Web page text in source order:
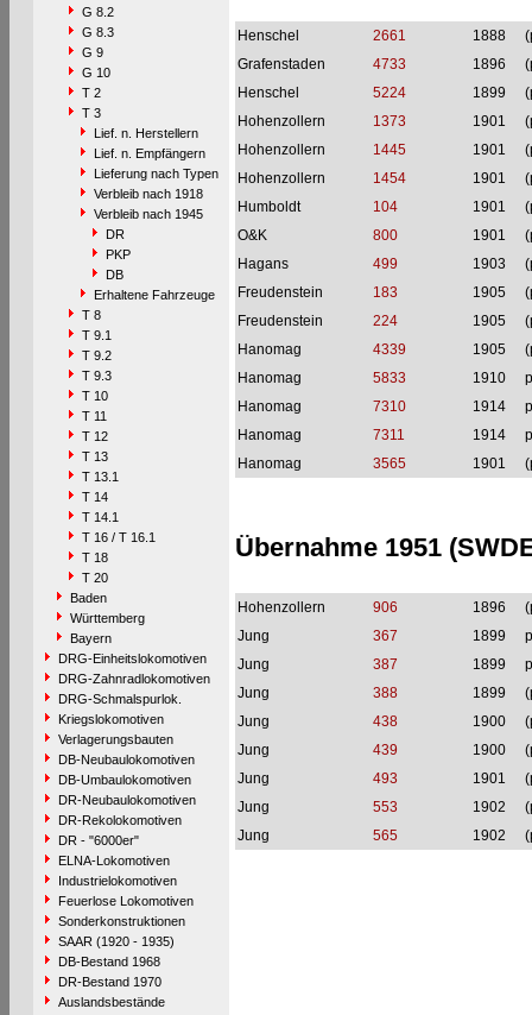
G 8.2
G 8.3
G 9
G 10
T 2
T 3
Lief. n. Herstellern
Lief. n. Empfängern
Lieferung nach Typen
Verbleib nach 1918
Verbleib nach 1945
DR
PKP
DB
Erhaltene Fahrzeuge
T 8
T 9.1
T 9.2
T 9.3
T 10
T 11
T 12
T 13
T 13.1
T 14
T 14.1
T 16 / T 16.1
T 18
T 20
Baden
Württemberg
Bayern
DRG-Einheitslokomotiven
DRG-Zahnradlokomotiven
DRG-Schmalspurlok.
Kriegslokomotiven
Verlagerungsbauten
DB-Neubaulokomotiven
DB-Umbaulokomotiven
DR-Neubaulokomotiven
DR-Rekolokomotiven
DR - "6000er"
ELNA-Lokomotiven
Industrielokomotiven
Feuerlose Lokomotiven
Sonderkonstruktionen
SAAR (1920 - 1935)
DB-Bestand 1968
DR-Bestand 1970
Auslandsbestände
Henschel 2661 1888
Grafenstaden
4733 1896
Henschel
5224 1899
Hohenzollern
1373 1901
Hohenzollern
1445 1901
Hohenzollern
1454 1901
Humboldt
104 1901
O&K
800 1901
Hagans
499 1903
Freudenstein
183 1905
Freudenstein
224 1905
Hanomag
4339 1905
Hanomag
5833 1910
Hanomag
7310 1914
Hanomag
7311 1914
Hanomag
3565 1901
Übernahme 1951
Hohenzollern 906 1896
Jung
367 1899
Jung
387 1899
Jung
388 1899
Jung
438 1900
Jung
439 1900
Jung
493 1901
Jung
553 1902
Jung
565 1902